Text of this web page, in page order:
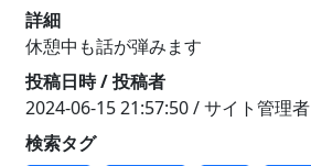
詳細
休憩中も話が弾みます
投稿日時 / 投稿者
2024-06-15 21:57:50 / サイト管理者
検索タグ